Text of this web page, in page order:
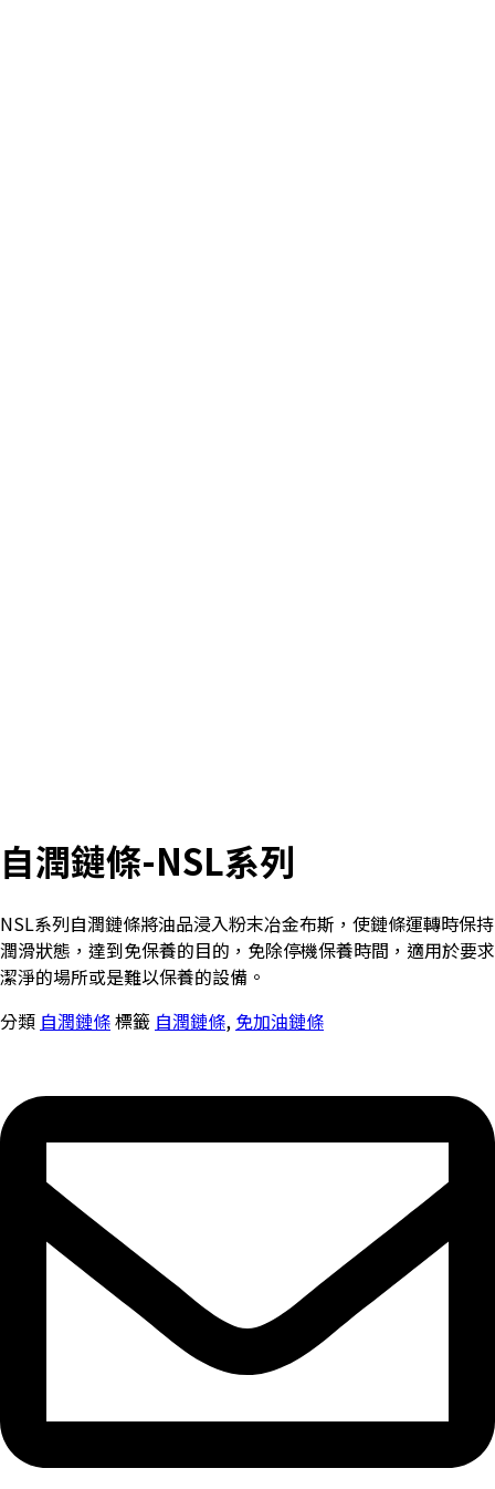
自潤鏈條-NSL系列
NSL系列自潤鏈條將油品浸入粉末冶金布斯，使鏈條運轉時保持
潤滑狀態，達到免保養的目的，免除停機保養時間，適用於要求
潔淨的場所或是難以保養的設備。
分類 自潤鏈條標籤 自潤鏈條, 免加油鏈條